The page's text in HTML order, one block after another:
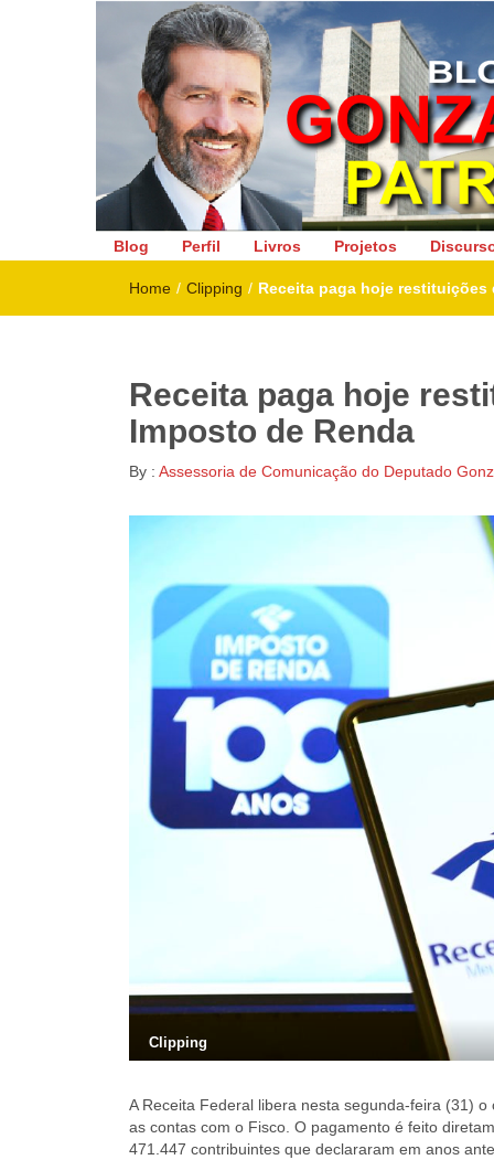
Deputado Federal
Blog Perfil Livros Projetos
Home / Clipping / Receita paga hoje
Receita paga hoje
Imposto de Renda
By : Assessoria de Comunicação do Deputado
Clipping
A Receita Federal libera nesta segunda-feira (31)
as contas com o Fisco. O pagamento é feito
471.447 contribuintes que declararam em anos